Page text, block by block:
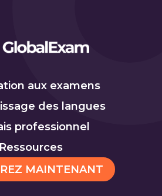
aux examens
des langues
professionnel
Ressources
MAINTENANT